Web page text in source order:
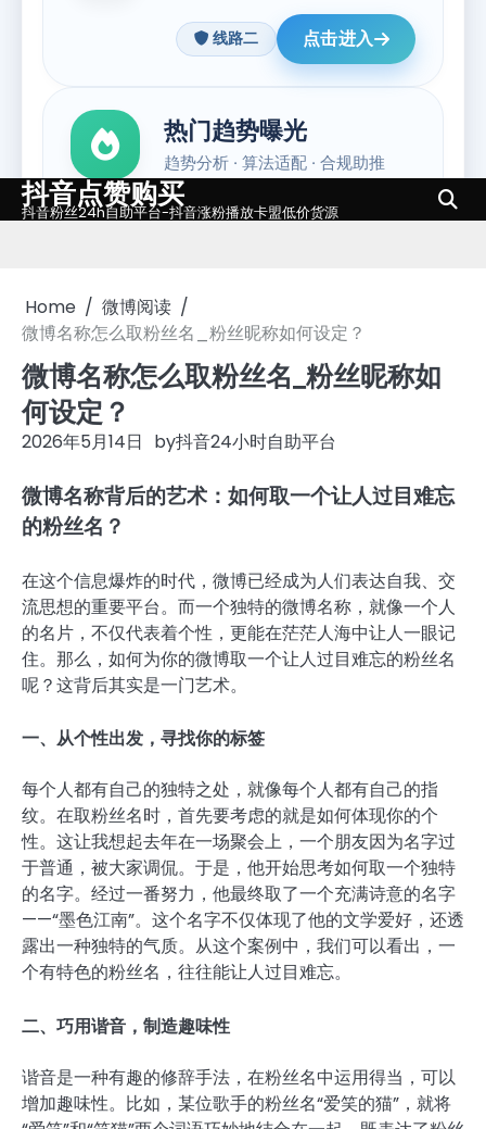
Skip
to
抖音点赞购买
抖音粉丝24h自助平台-抖音涨粉播放卡盟低价货源
Home
微博阅读
微博名称怎么取粉丝名_粉丝昵称如何设定？
微博名称怎么取粉丝名_粉丝昵称如
何设定？
2026年5月14日 by抖音24小时自助平台
微博名称背后的艺术：如何取一个让人过目难忘
的粉丝名？
在这个信息爆炸的时代，微博已经成为人们表达自我、交
流思想的重要平台。而一个独特的微博名称，就像一个人
的名片，不仅代表着个性，更能在茫茫人海中让人一眼记
住。那么，如何为你的微博取一个让人过目难忘的粉丝名
呢？这背后其实是一门艺术。
一、从个性出发，寻找你的标签
每个人都有自己的独特之处，就像每个人都有自己的指
纹。在取粉丝名时，首先要考虑的就是如何体现你的个
性。这让我想起去年在一场聚会上，一个朋友因为名字过
于普通，被大家调侃。于是，他开始思考如何取一个独特
的名字。经过一番努力，他最终取了一个充满诗意的名字
——“墨色江南”。这个名字不仅体现了他的文学爱好，还透
露出一种独特的气质。从这个案例中，我们可以看出，一
个有特色的粉丝名，往往能让人过目难忘。
二、巧用谐音，制造趣味性
谐音是一种有趣的修辞手法，在粉丝名中运用得当，可以
增加趣味性。比如，某位歌手的粉丝名“爱笑的猫”，就将